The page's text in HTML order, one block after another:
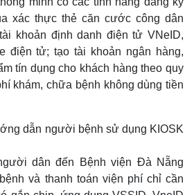
Video
Infographic
xác thực thẻ căn cước công dân
khoản định danh điện tử VNeID,
điện tử; tạo tài khoản ngân hàng,
tín dụng cho khách hàng theo quy
khám, chữa bệnh không dùng tiền
dân đến Bệnh viện Đà Nẵng
và thanh toán viện phí chỉ cần